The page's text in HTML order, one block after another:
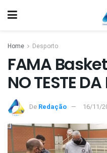
Home Desporto
FAMA
NO TESTE DA
De Redação 16/11/